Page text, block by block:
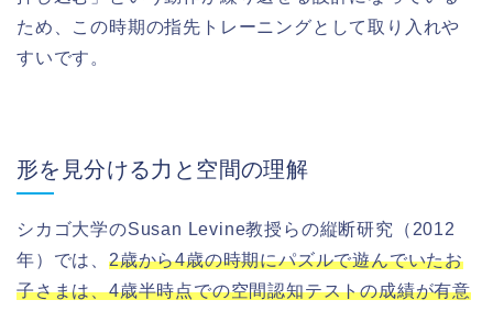
ため、この時期の指先トレーニングとして取り入れや
すいです。
形を見分ける力と空間の理解
シカゴ大学のSusan Levine教授らの縦断研究（2012
年）では、 2歳から4歳の時期にパズルで遊んでいたお
子さまは、4歳半時点での空間認知テストの成績が有意